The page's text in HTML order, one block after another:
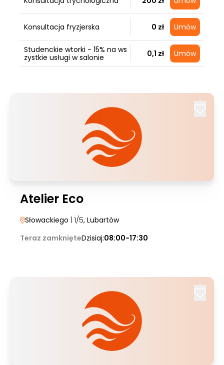
Konsultacja fryzjerska 0 zł Umów
Studenckie wtorki - 15% na ws
zystkie usługi w salonie
0,1 zł Umów
Atelier Eco
Słowackiego | 1/5, Lubartów
Teraz zamknięteDzisiaj:08:00-17:30